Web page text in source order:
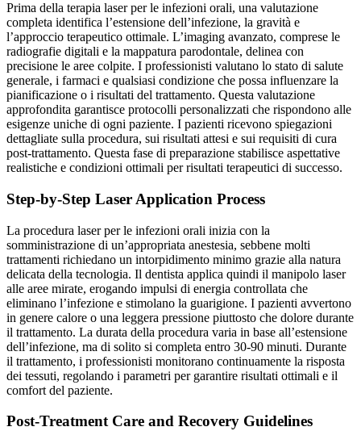
Prima della terapia laser per le infezioni orali, una valutazione
completa identifica l’estensione dell’infezione, la gravità e
l’approccio terapeutico ottimale. L’imaging avanzato, comprese le
radiografie digitali e la mappatura parodontale, delinea con
precisione le aree colpite. I professionisti valutano lo stato di salute
generale, i farmaci e qualsiasi condizione che possa influenzare la
pianificazione o i risultati del trattamento. Questa valutazione
approfondita garantisce protocolli personalizzati che rispondono alle
esigenze uniche di ogni paziente. I pazienti ricevono spiegazioni
dettagliate sulla procedura, sui risultati attesi e sui requisiti di cura
post-trattamento. Questa fase di preparazione stabilisce aspettative
realistiche e condizioni ottimali per risultati terapeutici di successo.
Step-by-Step Laser Application Process
La procedura laser per le infezioni orali inizia con la
somministrazione di un’appropriata anestesia, sebbene molti
trattamenti richiedano un intorpidimento minimo grazie alla natura
delicata della tecnologia. Il dentista applica quindi il manipolo laser
alle aree mirate, erogando impulsi di energia controllata che
eliminano l’infezione e stimolano la guarigione. I pazienti avvertono
in genere calore o una leggera pressione piuttosto che dolore durante
il trattamento. La durata della procedura varia in base all’estensione
dell’infezione, ma di solito si completa entro 30-90 minuti. Durante
il trattamento, i professionisti monitorano continuamente la risposta
dei tessuti, regolando i parametri per garantire risultati ottimali e il
comfort del paziente.
Post-Treatment Care and Recovery Guidelines